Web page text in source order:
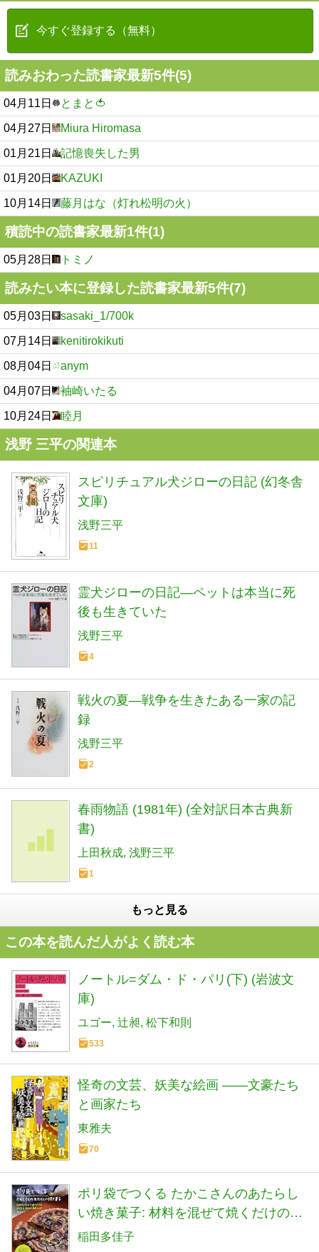
今すぐ登録する（無料）
読みおわった読書家最新5件(5)
04月11日 とまと🍅
04月27日 Miura Hiromasa
01月21日 記憶喪失した男
01月20日 KAZUKI
10月14日 藤月はな（灯れ松明の火）
積読中の読書家最新1件(1)
05月28日 トミノ
読みたい本に登録した読書家最新5件(7)
05月03日 sasaki_1/700k
07月14日 kenitirokikuti
08月04日 anym
04月07日 袖崎いたる
10月24日 睦月
浅野 三平の関連本
スピリチュアル犬ジローの日記 (幻冬舎
文庫)
浅野三平
11
霊犬ジローの日記―ペットは本当に死
後も生きていた
浅野三平
4
戦火の夏―戦争を生きたある一家の記
録
浅野三平
2
春雨物語 (1981年) (全対訳日本古典新
書)
上田秋成 浅野三平
1
もっと見る
この本を読んだ人がよく読む本
ノートル=ダム・ド・パリ(下) (岩波文
庫)
ユゴー 辻昶 松下和則
533
怪奇の文芸、妖美な絵画 ――文豪たち
と画家たち
東雅夫
70
ポリ袋でつくる たかこさんのあたらし
い焼き菓子: 材料を混ぜて焼くだけのか
んたん・おなか満足レシピ
稲田多佳子